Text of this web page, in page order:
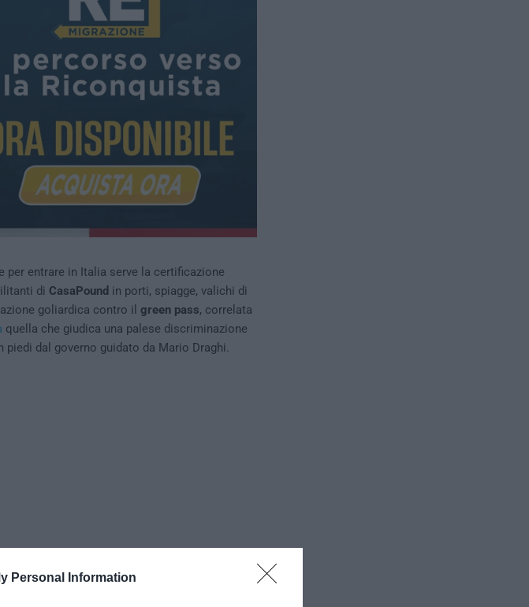
Personal Information
per entrare in Italia serve la certificazione
di CasaPound in porti, spiagge, valichi di
goliardica contro il green pass, correlata
quella che giudica una palese discriminazione
dal governo guidato da Mario Draghi.